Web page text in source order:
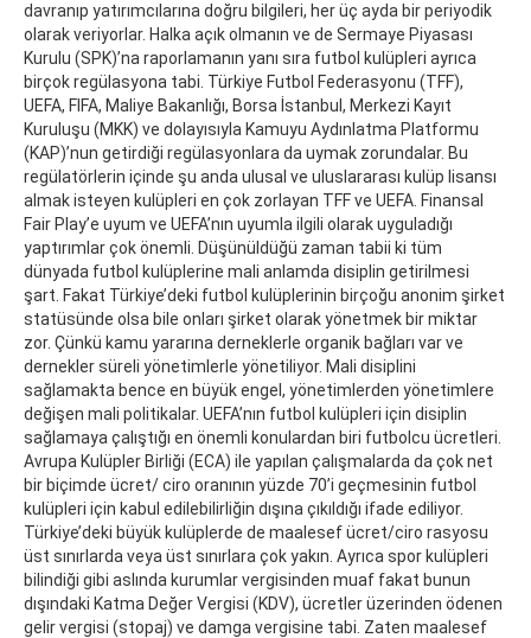
davranıp yatırımcılarına doğru bilgileri, her üç ayda bir periyodik
olarak veriyorlar. Halka açık olmanın ve de Sermaye Piyasası
Kurulu (SPK)’na raporlamanın yanı sıra futbol kulüpleri ayrıca
birçok regülasyona tabi. Türkiye Futbol Federasyonu (TFF),
UEFA, FIFA, Maliye Bakanlığı, Borsa İstanbul, Merkezi Kayıt
Kuruluşu (MKK) ve dolayısıyla Kamuyu Aydınlatma Platformu
(KAP)’nun getirdiği regülasyonlara da uymak zorundalar. Bu
regülatörlerin içinde şu anda ulusal ve uluslararası kulüp lisansı
almak isteyen kulüpleri en çok zorlayan TFF ve UEFA. Finansal
Fair Play’e uyum ve UEFA’nın uyumla ilgili olarak uyguladığı
yaptırımlar çok önemli. Düşünüldüğü zaman tabii ki tüm
dünyada futbol kulüplerine mali anlamda disiplin getirilmesi
şart. Fakat Türkiye’deki futbol kulüplerinin birçoğu anonim şirket
statüsünde olsa bile onları şirket olarak yönetmek bir miktar
zor. Çünkü kamu yararına derneklerle organik bağları var ve
dernekler süreli yönetimlerle yönetiliyor. Mali disiplini
sağlamakta bence en büyük engel, yönetimlerden yönetimlere
değişen mali politikalar. UEFA’nın futbol kulüpleri için disiplin
sağlamaya çalıştığı en önemli konulardan biri futbolcu ücretleri.
Avrupa Kulüpler Birliği (ECA) ile yapılan çalışmalarda da çok net
bir biçimde ücret/ ciro oranının yüzde 70’i geçmesinin futbol
kulüpleri için kabul edilebilirliğin dışına çıkıldığı ifade ediliyor.
Türkiye’deki büyük kulüplerde de maalesef ücret/ciro rasyosu
üst sınırlarda veya üst sınırlara çok yakın. Ayrıca spor kulüpleri
bilindiği gibi aslında kurumlar vergisinden muaf fakat bunun
dışındaki Katma Değer Vergisi (KDV), ücretler üzerinden ödenen
gelir vergisi (stopaj) ve damga vergisine tabi. Zaten maalesef